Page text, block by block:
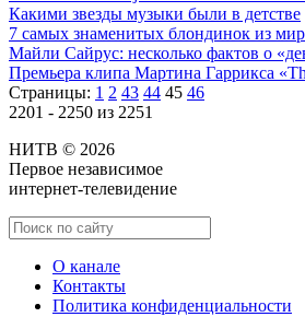
Какими звезды музыки были в детстве
7 самых знаменитых блондинок из
Майли Сайрус: несколько фактов о
Премьера клипа Мартина Гаррикса
Страницы: 1 2 43 44 45 46
2201 - 2250 из 2251
НИТВ © 2026
Первое независимое
интернет-телевидение
О канале
Контакты
Политика конфиденциальности